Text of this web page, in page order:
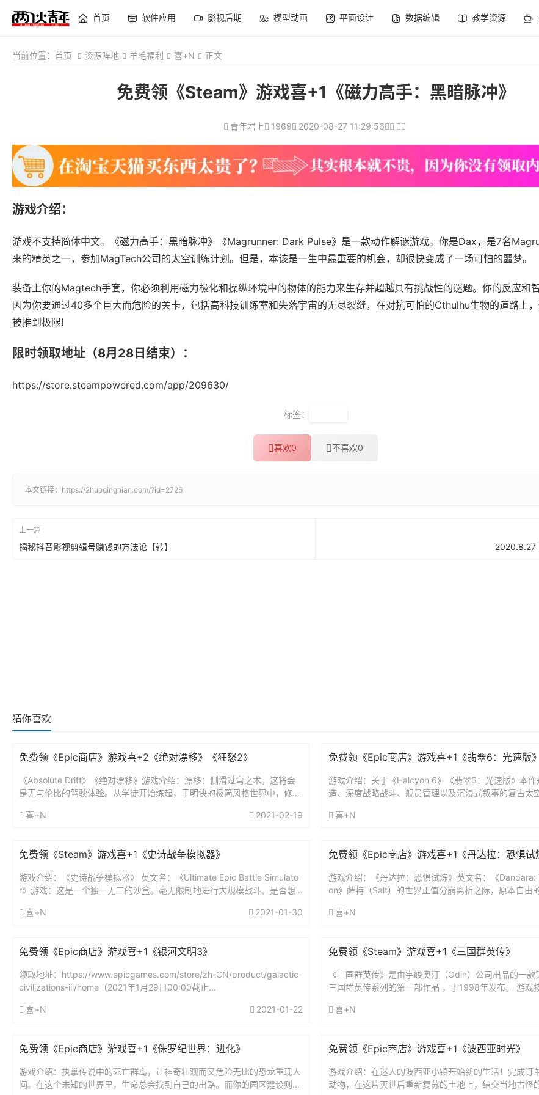
首页 软件应用 影视后期 模型动画 平面设计 数据编辑 教学资源
当前位置： 首页 资源阵地 羊毛福利 喜+N 正文
免费领《Steam》游戏喜+1《磁力高手：黑暗脉冲》
青年君上 1969 2020-08-27 11:29:56
游戏介绍：
游戏不支持简体中文。《磁力高手：黑暗脉冲》《Magrunner: Dark Pulse》是一款动作解谜游戏。你是Dax，是7名
来的精英之一，参加MagTech公司的太空训练计划。但是，本该是一生中最重要的机会，却很快变成了一场可怕的噩梦。
装备上你的Magtech手套，你必须利用磁力极化和操纵环境中的物体的能力来生存并超越具有挑战性的谜题。你的反应和智
因为你要通过40多个巨大而危险的关卡，包括高科技训练室和失落宇宙的无尽裂缝，在对抗可怕的Cthulhu生物的道路上
被推到极限!
限时领取地址（8月28日结束）：
https://store.steampowered.com/app/209630/
标签：
喜欢0 不喜欢0
本文链接： https://2huoqingnian.com/?id=2726
上一篇
揭秘抖音影视剪辑号赚钱的方法论【转】 2020.8.27
猜你喜欢
免费领《Epic商店》游戏喜+2《绝对漂移》《狂怒2》
《Absolute Drift》《绝对漂移》游戏介绍：漂移：侧滑过弯之术。这将会
是无与伦比的驾驶体验。从学徒开始练起，于明快的极简风格世界中，修炼
喜+N
2021-02-19
免费领《Epic商店》游戏喜+1《翡翠6：光速版》
游戏介绍：关于《Halcyon 6》《翡翠6：光速版》本作
造、深度战略战斗、舰员管理以及沉浸式叙事的复古太
喜+N
免费领《Steam》游戏喜+1《史诗战争模拟器》
游戏介绍：《史诗战争模拟器》 英文名：《Ultimate Epic Battle Simulato
r》游戏：这是一个独一无二的沙盒。毫无限制地进行大规模战斗。是否想
喜+N
2021-01-30
免费领《Epic商店》游戏喜+1《丹达拉：恐惧试
游戏介绍：《丹达拉：恐惧试炼》英文名：《
on》萨特（Salt）的世界正值分崩离析之际，原本自由
喜+N
免费领《Epic商店》游戏喜+1《银河文明3》
领取地址：https://www.epicgames.com/store/zh-CN/product/galactic-
civilizations-iii/home（2021年1月29日00:00截止...
喜+N 2021-01-22
免费领《Steam》游戏喜+1《三国群英传》
《三国群英传》是由宇峻奥汀（Odin）公司出品的一
三国群英传系列的第一部作品 ，于1998年发布。 游戏
喜+N
免费领《Epic商店》游戏喜+1《侏罗纪世界：进化》
游戏介绍：执掌传说中的死亡群岛，让神奇壮观而又危险无比的恐龙重现人
间。在这个未知的世界里，生命总会找到自己的出路。而你的园区建设则要
免费领《Epic商店》游戏喜+1《波西亚时光》
游戏介绍：在迷人的波西亚小镇开始新的生活！完成订
动物，在这片灭世后重新复苏的土地上，结交当地古怪